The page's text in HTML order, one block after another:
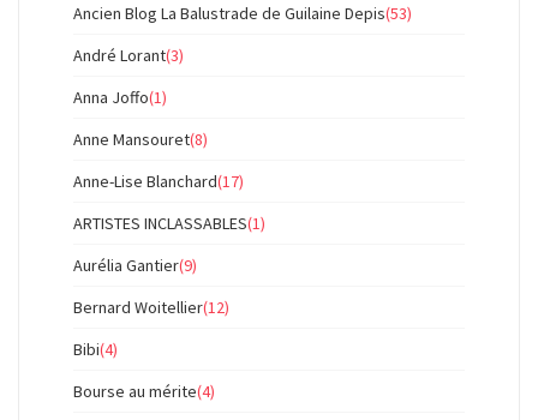
Ancien Blog La Balustrade de Guilaine Depis(53)
André Lorant(3)
Anna Joffo(1)
Anne Mansouret(8)
Anne-Lise Blanchard(17)
ARTISTES INCLASSABLES(1)
Aurélia Gantier(9)
Bernard Woitellier(12)
Bibi(4)
Bourse au mérite(4)